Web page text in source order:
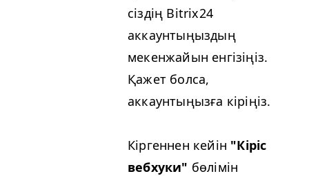
сіздің Bitrix24
аккаунтыңыздың
мекенжайын енгізіңіз.
Қажет болса,
аккаунтыңызға кіріңіз.
Кіргеннен кейін "Кіріс
вебхуки" бөлімін